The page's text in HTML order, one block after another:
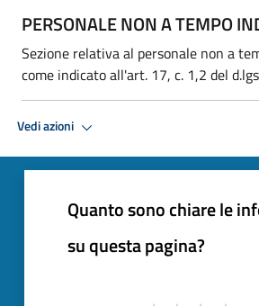
PERSONALE NON A TEMPO
Sezione relativa al personale non a
come indicato all'art. 17, c. 1,2 del
Vedi azioni
Quanto sono chiare le
su questa pagina?